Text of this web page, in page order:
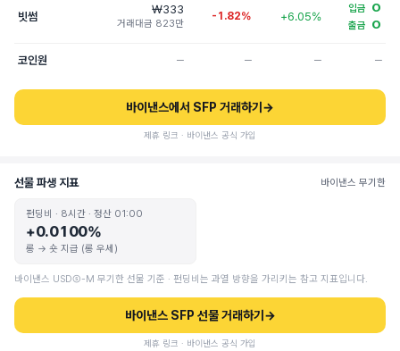
빗썸
₩333
거래대금 823만
-1.82% +6.05%
입금 O
출금 O
코인원 ─ ─ ─ ─
바이낸스에서 SFP 거래하기 →
제휴 링크 · 바이낸스 공식 가입
선물 파생 지표 바이낸스 무기한
펀딩비 · 8시간 · 정산 01:00
+0.0100%
롱 → 숏 지급 (롱 우세)
바이낸스 USDⓈ-M 무기한 선물 기준 · 펀딩비는 과열 방향을 가리키는 참고 지표입니다.
바이낸스 SFP 선물 거래하기 →
제휴 링크 · 바이낸스 공식 가입